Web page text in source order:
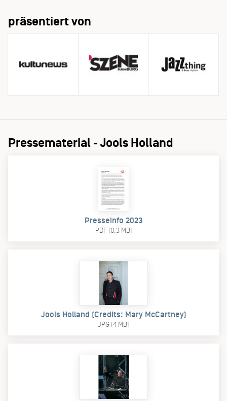
präsentiert von
Pressematerial - Jools Holland
Presseinfo 2023
PDF (0.3 MB)
Jools Holland (Credits: Mary McCartney)
JPG (4 MB)